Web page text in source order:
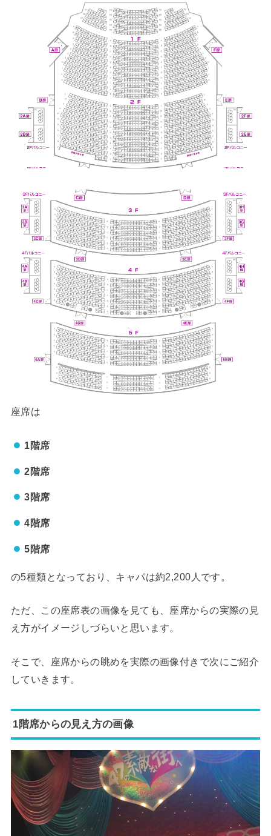
座席は
1階席
2階席
3階席
4階席
5階席
の5種類となっており、キャパは約2,200人です。
ただ、この座席表の画像を見ても、座席からの実際の見
え方がイメージしづらいと思います。
そこで、座席からの眺めを実際の画像付きで次にご紹介
していきます。
1階席からの見え方の画像